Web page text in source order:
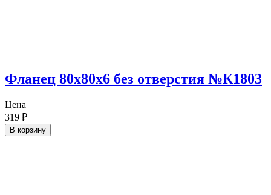
Фланец 80х80х6 без отверстия №К1803
Цена
319 ₽
В корзину